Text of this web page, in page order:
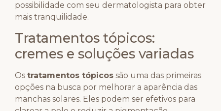
possibilidade com seu dermatologista para obter
mais tranquilidade.
Tratamentos tópicos:
cremes e soluções variadas
Os tratamentos tópicos são uma das primeiras
opções na busca por melhorar a aparência das
manchas solares. Eles podem ser efetivos para